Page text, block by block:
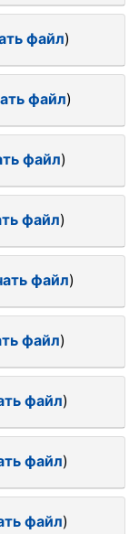
файл)
файл)
файл)
файл)
файл)
файл)
файл)
файл)
файл)